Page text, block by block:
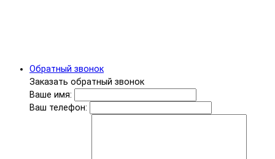
Обратный звонок
Заказать обратный звонок
Ваше имя:
Ваш телефон: